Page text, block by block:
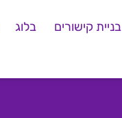
בניית קישורים בלוג